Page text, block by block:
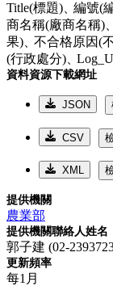
Title(標題)、編號(
商名稱(廠商名稱)
果)、不合格原因(
(行政處分)、
資料資源下載網址
JSON
CSV
XML
提供機關
農業部
提供機關聯絡人姓名
郭子建 (02-
更新頻率
每1月